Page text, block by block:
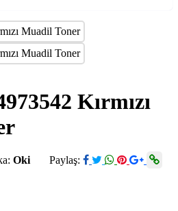
Kırmızı
Paylaş:
Oki